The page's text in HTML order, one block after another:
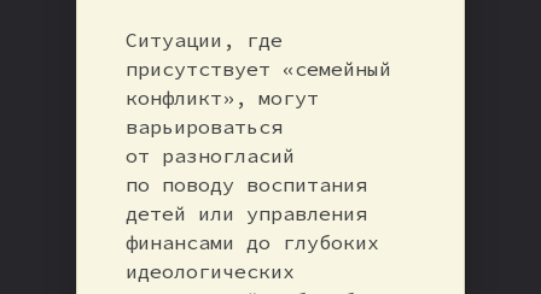
Ситуации, где
присутствует «семейный
конфликт», могут
варьироваться
от разногласий
по поводу воспитания
детей или управления
финансами до глубоких
идеологических